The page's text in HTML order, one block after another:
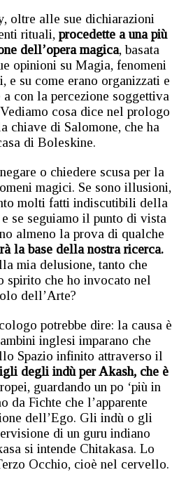
oltre alle sue dichiarazioni
rituali, procedette a una più
dell’opera magica, basata
opinioni su Magia, fenomeni
e su come erano organizzati e
con la percezione soggettiva
cosa dice nel prologo
chiave di Salomone, che ha
di Boleskine.
o chiedere scusa per la
magici. Se sono illusioni,
molti fatti indiscutibili della
se seguiamo il punto di vista
almeno la prova di qualche
la base della nostra ricerca.
mia delusione, tanto che
spirito che ho invocato nel
dell’Arte?
potrebbe dire: la causa è
inglesi imparano che
Spazio infinito attraverso il
degli indù per Akash, che è
guardando un po ‘più in
da Fichte che l’apparente
dell’Ego. Gli indù o gli
di un guru indiano
si intende Chitakasa. Lo
Occhio, cioè nel cervello.